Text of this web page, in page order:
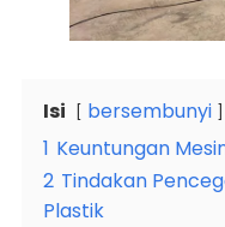
Isi
bersembunyi
1 Keuntungan
2 Tindakan
Plastik